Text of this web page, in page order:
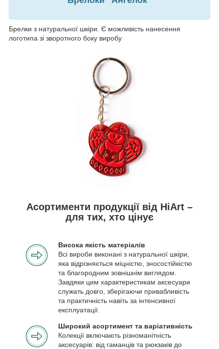
Брелки з натуральної шкіри. Є можливість нанесення
логотипа зі зворотного боку виробу
Асортименти продукції від HiArt –
для тих, хто цінує
Висока якість матеріалів
Всі вироби виконані з натуральної шкіри,
яка відрізняється міцністю, зносостійкістю
та благородним зовнішнім виглядом.
Завдяки цим характеристикам аксесуари
служать довго, зберігаючи привабливість
та практичність навіть за інтенсивної
експлуатації.
Широкий асортимент та варіативність
Колекції включають різноманітність
аксесуарів: від гаманців та рюкзаків до